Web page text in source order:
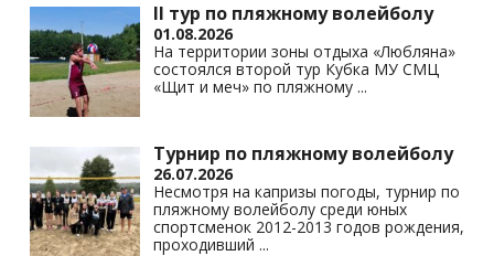
II тур по пляжному волейболу
01.08.2026
На территории зоны отдыха «Любляна»
состоялся второй тур Кубка МУ СМЦ
«Щит и меч» по пляжному ...
Турнир по пляжному волейболу
26.07.2026
Несмотря на капризы погоды, турнир по
пляжному волейболу среди юных
спортсменок 2012-2013 годов рождения,
проходивший ...